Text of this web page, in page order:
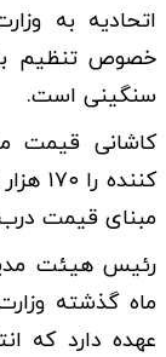
اتحادیه به
خصوص تنظیم
سنگینی است.
کاشانی قیمت
مبنای قیمت درب
رئیس هیئت
ماه گذشته
عهده دارد که